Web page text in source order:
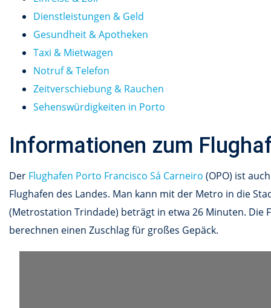
Dienstleistungen & Geld
Gesundheit & Apotheken
Taxi & Mietwagen
Notruf & Telefon
Zeitverschiebung & Rauchen
Sehenswürdigkeiten in Porto
Informationen zum
Der Flughafen Porto Francisco Sá Carneiro (OPO) ist
Flughafen des Landes. Man kann mit der Metro in die
(Metrostation Trindade) beträgt in etwa 26 Minuten. Die
berechnen einen Zuschlag für großes Gepäck.